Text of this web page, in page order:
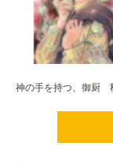
神の手を持つ、御厨